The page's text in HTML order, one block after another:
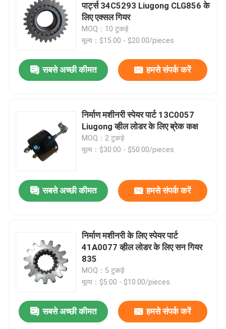
पार्ट्स 34C5293 Liugong CLG856 के
लिए एक्सल गियर
MOQ：10 टुकड़े
मूल्य：$15.00 - $20.00/pieces
सबसे अच्छी कीमत हमसे संपर्क करें
निर्माण मशीनरी स्पेयर पार्ट 13C0057
Liugong व्हील लोडर के लिए ब्रेक कक्ष
MOQ：2 टुकड़े
मूल्य：$30.00 - $50.00/pieces
सबसे अच्छी कीमत हमसे संपर्क करें
निर्माण मशीनरी के लिए स्पेयर पार्ट
41A0077 व्हील लोडर के लिए सन गियर
835
MOQ：5 टुकड़े
मूल्य：$5.00 - $10.00/pieces
सबसे अच्छी कीमत हमसे संपर्क करें